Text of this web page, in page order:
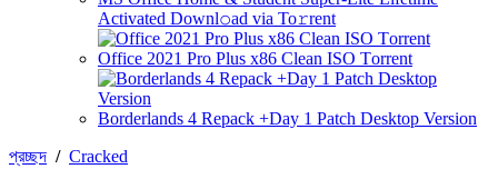
Activated Downl𝚘ad via To𝚛rent
Office 2021 Pro Plus x86 Clean ISO Tоrrеnt
Borderlands 4 Repack +Day 1 Patch Desktop Version
প্রচ্ছদ / Cracked